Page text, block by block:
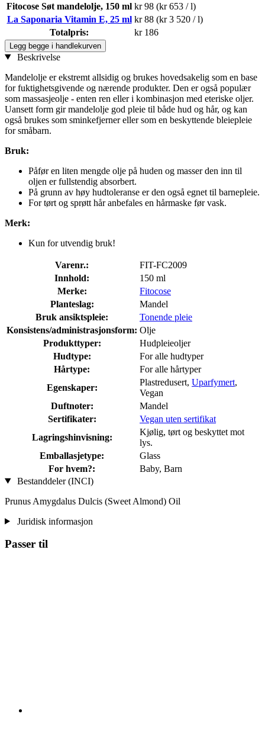
Fitocose Søt mandelolje, 150 ml kr 98 (kr 653 / l)
La Saponaria Vitamin E, 25 ml kr 88 (kr 3 520 / l)
Totalpris:
kr 186
Legg begge i handlekurven
Beskrivelse
Mandelolje er ekstremt allsidig og brukes hovedsakelig som en base
for fuktighetsgivende og nærende produkter. Den er også populær
som massasjeolje - enten ren eller i kombinasjon med eteriske oljer.
Uansett form gir mandelolje god pleie til både hud og hår, og kan
også brukes som sminkefjerner eller som en beskyttende bleiepleie
for småbarn.
Bruk:
Påfør en liten mengde olje på huden og masser den inn til
oljen er fullstendig absorbert.
På grunn av høy hudtoleranse er den også egnet til barnepleie.
For tørt og sprøtt hår anbefales en hårmaske før vask.
Merk:
Kun for utvendig bruk!
Varenr.:
FIT-FC2009
Innhold:
150 ml
Merke:
Fitocose
Planteslag:
Mandel
Bruk ansiktspleie:
Tonende pleie
Konsistens/administrasjonsform: Olje
Produkttyper:
Hudpleieoljer
Hudtype:
For alle hudtyper
Hårtype:
For alle hårtyper
Egenskaper:
Plastredu­sert, Uparfymert,
Vegan
Duftnoter:
Mandel
Sertifikater:
Vegan uten sertifikat
Lagringshinvisning:
Kjølig, tørt og beskyttet mot
lys.
Emballasjetype:
Glass
For hvem?:
Baby, Barn
Bestanddeler (INCI)
Prunus Amygdalus Dulcis (Sweet Almond) Oil
Juridisk informasjon
Passer til